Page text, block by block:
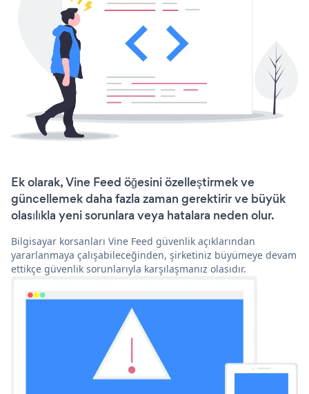
Ek olarak, Vine Feed öğesini özelleştirmek ve
güncellemek daha fazla zaman gerektirir ve büyük
olasılıkla yeni sorunlara veya hatalara neden olur.
Bilgisayar korsanları Vine Feed güvenlik açıklarından
yararlanmaya çalışabileceğinden, şirketiniz büyümeye devam
ettikçe güvenlik sorunlarıyla karşılaşmanız olasıdır.